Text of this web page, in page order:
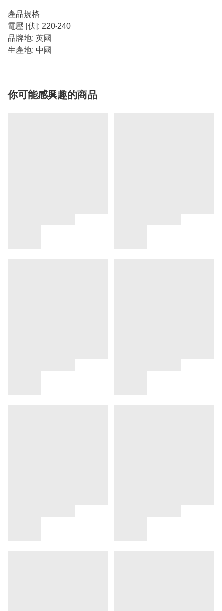
產品規格
電壓 [伏]: 220-240
品牌地: 英國
生產地: 中國
你可能感興趣的商品